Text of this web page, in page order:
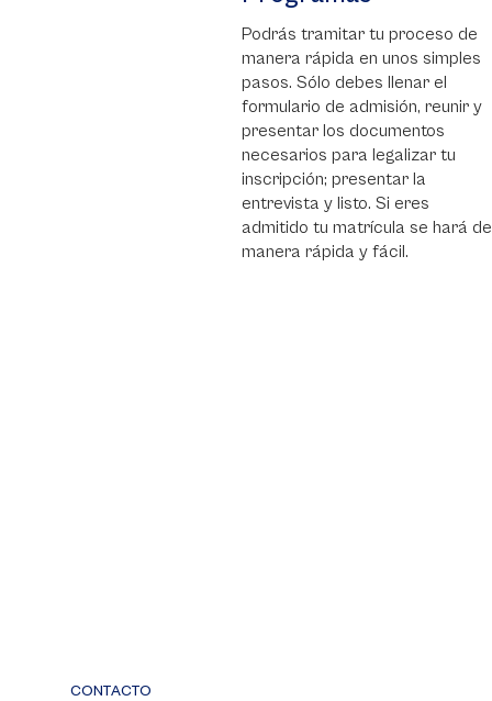
Podrás tramitar tu proceso de
manera rápida en unos simples
pasos. Sólo debes llenar el
formulario de admisión, reunir y
presentar los documentos
necesarios para legalizar tu
inscripción; presentar la
entrevista y listo. Si eres
admitido tu matrícula se hará de
manera rápida y fácil.
CONTACTO